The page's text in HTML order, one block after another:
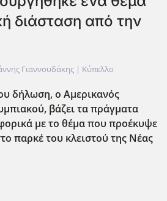
διάσταση από την
Γιαννουδάκης | Κύπελλο
δήλωση, ο Αμερικανός
βάζει τα πράγματα
με το θέμα που προέκυψε
παρκέ του κλειστού της Νέας